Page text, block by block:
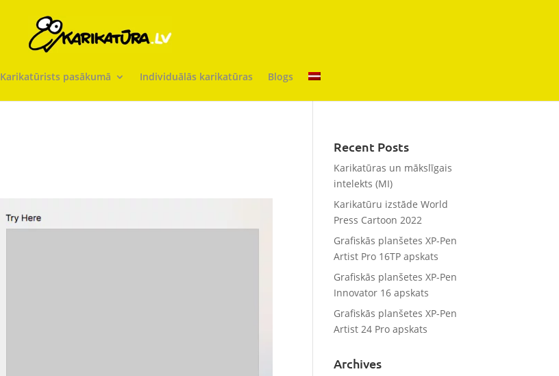
Karikatūrists pasākumā Individuālās karikatūras Blogs
Recent Posts
Karikatūras un mākslīgais
intelekts (MI)
Karikatūru izstāde World
Press Cartoon 2022
Grafiskās planšetes XP-Pen
Artist Pro 16TP apskats
Grafiskās planšetes XP-Pen
Innovator 16 apskats
Grafiskās planšetes XP-Pen
Artist 24 Pro apskats
Archives